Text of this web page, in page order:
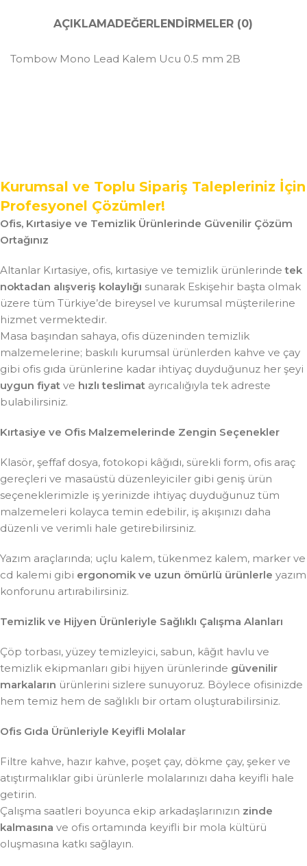
AÇIKLAMADEĞERLENDIRMELER (0)
Tombow Mono Lead Kalem Ucu 0.5 mm 2B
Kurumsal ve Toplu Sipariş Talepleriniz İçin
Profesyonel Çözümler!
Ofis, Kırtasiye ve Temizlik Ürünlerinde Güvenilir Çözüm
Ortağınız
Altanlar Kırtasiye, ofis, kırtasiye ve temizlik ürünlerindetek
noktadan alışveriş kolaylığı sunarak Eskişehir başta olmak
üzere tüm Türkiye’de bireysel ve kurumsal müşterilerine
hizmet vermektedir.
Masa başından sahaya, ofis düzeninden temizlik
malzemelerine; baskılı kurumsal ürünlerden kahve ve çay
gibi ofis gıda ürünlerine kadar ihtiyaç duyduğunuz her şeyi
uygun fiyat ve hızlı teslimat ayrıcalığıyla tek adreste
bulabilirsiniz.
Kırtasiye ve Ofis Malzemelerinde Zengin Seçenekler
Klasör, şeffaf dosya, fotokopi kâğıdı, sürekli form, ofis araç
gereçleri ve masaüstü düzenleyiciler gibi geniş ürün
seçeneklerimizle iş yerinizde ihtiyaç duyduğunuz tüm
malzemeleri kolayca temin edebilir, iş akışınızı daha
düzenli ve verimli hale getirebilirsiniz.
Yazım araçlarında; uçlu kalem, tükenmez kalem, marker ve
cd kalemi gibi ergonomik ve uzun ömürlü ürünlerle yazım
konforunu artırabilirsiniz.
Temizlik ve Hijyen Ürünleriyle Sağlıklı Çalışma Alanları
Çöp torbası, yüzey temizleyici, sabun, kâğıt havlu ve
temizlik ekipmanları gibi hijyen ürünlerinde güvenilir
markaların ürünlerini sizlere sunuyoruz. Böylece ofisinizde
hem temiz hem de sağlıklı bir ortam oluşturabilirsiniz.
Ofis Gıda Ürünleriyle Keyifli Molalar
Filtre kahve, hazır kahve, poşet çay, dökme çay, şeker ve
atıştırmalıklar gibi ürünlerle molalarınızı daha keyifli hale
getirin.
Çalışma saatleri boyunca ekip arkadaşlarınızın zinde
kalmasına ve ofis ortamında keyifli bir mola kültürü
oluşmasına katkı sağlayın.